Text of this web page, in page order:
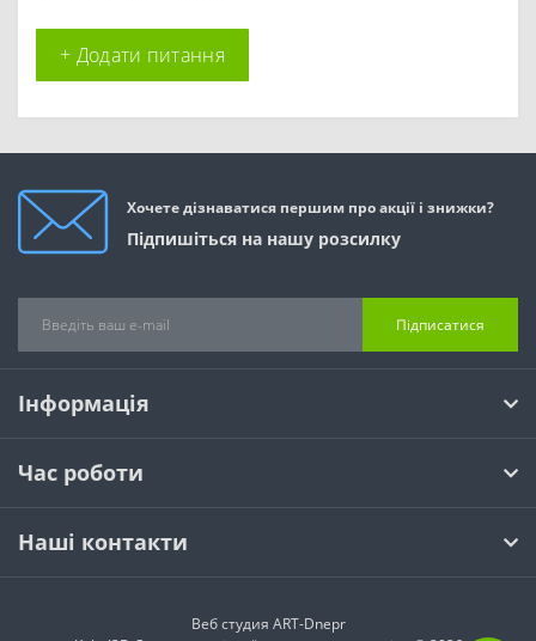
+ Додати питання
Хочете дізнаватися першим про акції і знижки?
Підпишіться на нашу розсилку
Підписатися
Інформація
Час роботи
Наші контакти
Веб студия ART-Dnepr